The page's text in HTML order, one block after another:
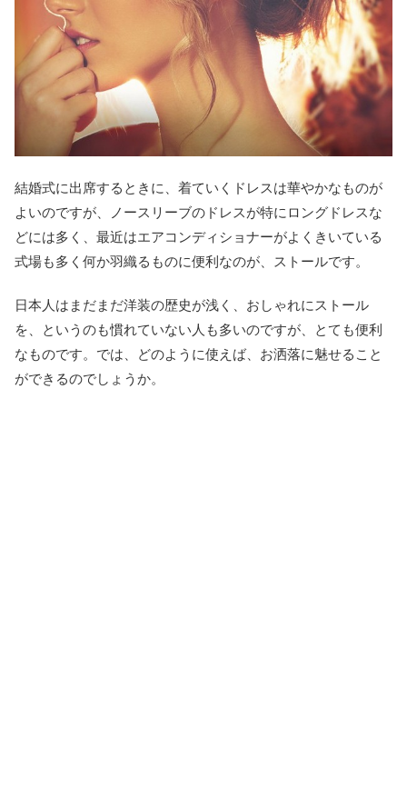
結婚式に出席するときに、着ていくドレスは華やかなものが
よいのですが、ノースリーブのドレスが特にロングドレスな
どには多く、最近はエアコンディショナーがよくきいている
式場も多く何か羽織るものに便利なのが、ストールです。
日本人はまだまだ洋装の歴史が浅く、おしゃれにストール
を、というのも慣れていない人も多いのですが、とても便利
なものです。では、どのように使えば、お洒落に魅せること
ができるのでしょうか。